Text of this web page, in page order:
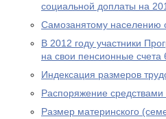
социальной доплаты на
Самозанятому населению
В 2012 году участники
на свои пенсионные счета
Индексация размеров
Распоряжение
Размер материнского